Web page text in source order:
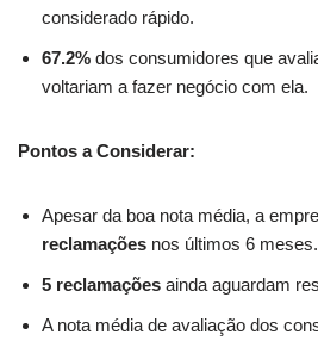
considerado rápido.
67.2% dos consumidores que
voltariam a fazer negócio com ela.
Pontos a Considerar:
Apesar da boa nota média, a
reclamações nos últimos 6 meses.
5 reclamações ainda aguardam
A nota média de avaliação dos